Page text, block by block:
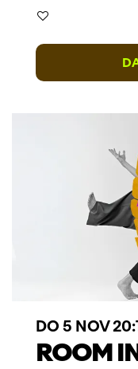
ROOM
DO 5 NOV